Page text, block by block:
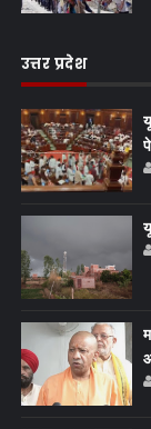
उत्तर प्रदेश